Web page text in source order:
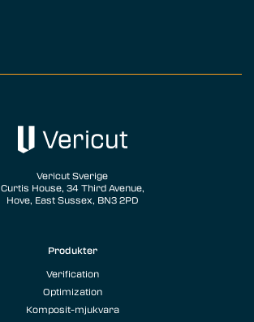
Vericut Sverige
Curtis House, 34 Third Avenue,
Hove, East Sussex, BN3 2PD
Produkter
Verification
Optimization
Komposit-mjukvara